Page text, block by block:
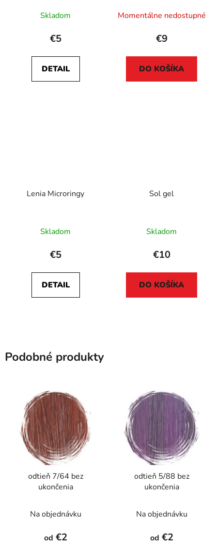
Skladom
€5
DETAIL
Momentálne nedostupné
€9
DO KOŠÍKA
Lenia Microringy
Skladom
€5
DETAIL
Sol gel
Skladom
€10
DO KOŠÍKA
Podobné produkty
odtieň 7/64 bez
ukončenia
Na objednávku
od €2
odtieň 5/88 bez
ukončenia
Na objednávku
od €2